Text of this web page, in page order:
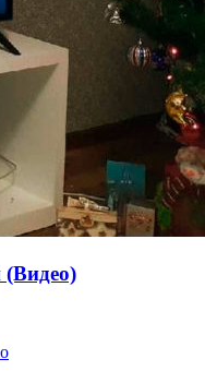
(Видео)